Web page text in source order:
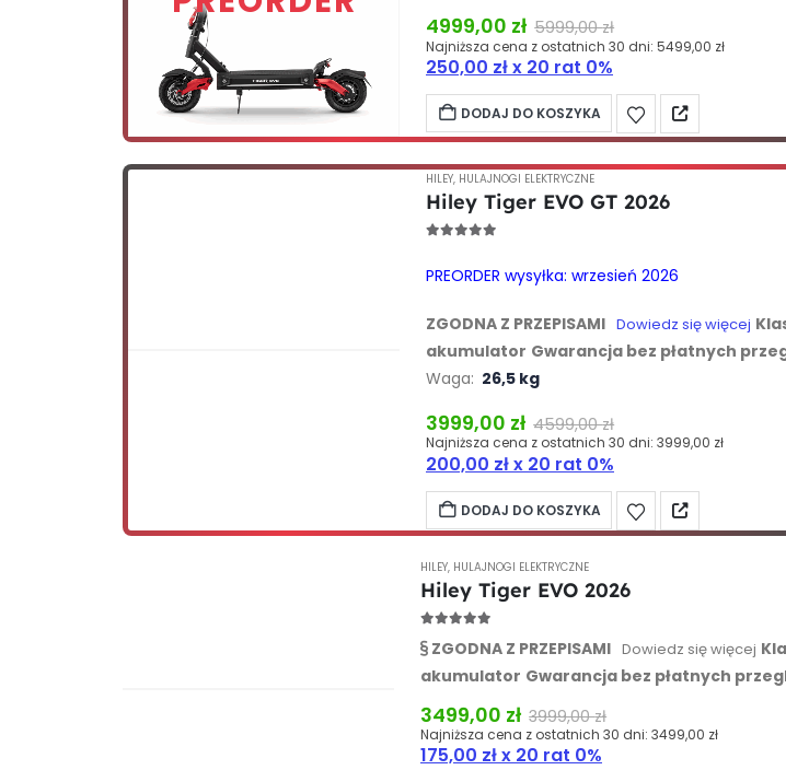
Waga: 28,5 kg
4999,00 zł 5999,00zł
Najniższa cena z ostatnich 30 dni: 5499,00 zł
250,00 złx 20 rat 0%
DODAJ DO KOSZYKA
HILEY, HULAJNOGI ELEKTRYCZNE
Hiley Tiger EVO GT 2026
PREORDER wysyłka: wrzesień 2026
ZGODNA Z PRZEPISAMI Dowiedz się więcej
akumulator Gwarancja bez płatnych
Waga: 26,5 kg
3999,00 zł 4599,00zł
Najniższa cena z ostatnich 30 dni: 3999,00 zł
200,00 złx 20 rat 0%
DODAJ DO KOSZYKA
HILEY, HULAJNOGI ELEKTRYCZNE
Hiley Tiger EVO 2026
ZGODNA Z PRZEPISAMI Dowiedz się więcej
akumulator Gwarancja bez płatnych
Waga: 26 kg
3499,00 zł 3999,00zł
Najniższa cena z ostatnich 30 dni: 3499,00 zł
175,00 złx 20 rat 0%